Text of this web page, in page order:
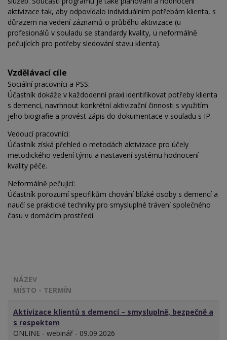
aktivizace tak, aby odpovídalo individuálním potřebám klienta, s
důrazem na vedení záznamů o průběhu aktivizace (u
profesionálů v souladu se standardy kvality, u neformálně
pečujících pro potřeby sledování stavu klienta).
Vzdělávací cíle
Sociální pracovníci a PSS:
Účastník dokáže v každodenní praxi identifikovat potřeby klienta
s demencí, navrhnout konkrétní aktivizační činnosti s využitím
jeho biografie a provést zápis do dokumentace v souladu s IP.
Vedoucí pracovníci:
Účastník získá přehled o metodách aktivizace pro účely
metodického vedení týmu a nastavení systému hodnocení
kvality péče.
Neformálně pečující:
Účastník porozumí specifikům chování blízké osoby s demencí a
naučí se praktické techniky pro smysluplné trávení společného
času v domácím prostředí.
NÁZEV
MÍSTO - TERMÍN
Aktivizace klientů s demencí – smysluplně, bezpečně a
s respektem
ONLINE - webinář - 09.09.2026